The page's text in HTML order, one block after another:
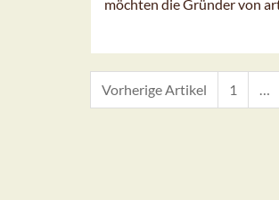
möchten die Gründer von
Vorherige Artikel 1 …